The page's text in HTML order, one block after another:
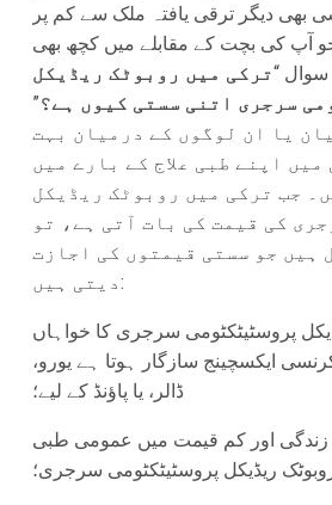
دیگر ترقی یافتہ ملک سے کم پر
آپ کی بچت کے مقابلے میں کچھ بھی
سوال “ترکی میں روبوٹک ریڈیکل
سرجری اتنی سستی کیوں ہے؟”
یا ان لوگوں کے درمیان بہت
میں اپنے طبی علاج کے بارے میں
جب ترکی میں روبوٹک ریڈیکل
کی قیمت کی بات آتی ہے، تو
ہیں جو سستی قیمتوں کی اجازت
دیتی ہیں:
پروسٹیٹکٹومی سرجری کا خواہاں
ایکسچینج سازگار ہوتا ہے یورو،
ڈالر، یا پاؤنڈ کے لیے؛
اور کم قیمت میں عمومی طبی
ریڈیکل پروسٹیٹکٹومی سرجری؛